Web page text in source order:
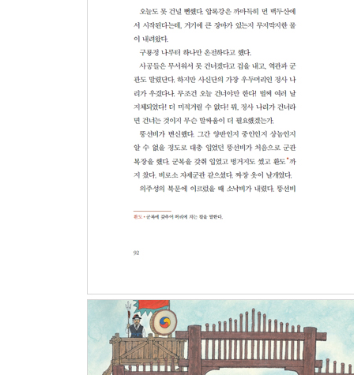
7월 12일 낙타
7월 13일 참외
7월 14일 나무다리, 초상집, 돼지 잔치
7월 15일 호랑이 소동
7월 16일 하늘의 조화
7월 17일 청나라 역관
7월 18일 마두 개똥이
7월 22일 털모자
7월 23일 만리장성
7월 28일 호랑이 꾸중
7월 29일 극장
6부 최고의 장관 연경 202